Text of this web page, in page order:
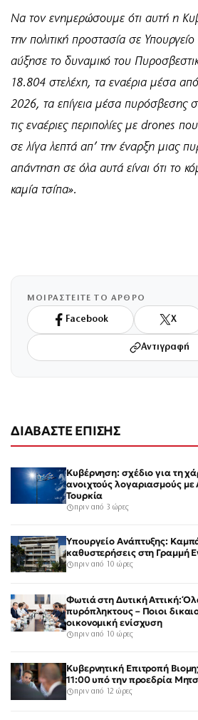
Να τον ενημερώσουμε ότι αυτή η
την πολιτική προστασία σε
αύξησε το δυναμικό του
18.804 στελέχη, τα εναέρια μέσα
2026, τα επίγεια μέσα πυρόσβεσης
τις εναέριες περιπολίες με drones
σε λίγα λεπτά απ’ την έναρξη μιας
απάντηση σε όλα αυτά είναι ότι το
καμία τσίπα».
ΜΟΙΡΑΣΤΕΙΤΕ ΤΟ ΑΡΘΡΟ
Facebook X
Αντιγραφή
ΔΙΑΒΑΣΤΕ ΕΠΙΣΗΣ
Κυβέρνηση: σχέδιο για τη
ανοιχτούς λογαριασμούς με
Τουρκία
πριν από 3 ώρες
Υπουργείο Ανάπτυξης:
καθυστερήσεις στη Γραμμή
πριν από 10 ώρες
Φωτιά στη Δυτική Αττική:
πυρόπληκτους – Ποιοι
οικονομική ενίσχυση
πριν από 10 ώρες
Κυβερνητική Επιτροπή
11:00 υπό την προεδρία
πριν από 12 ώρες